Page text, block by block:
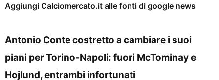
Aggiungi Calciomercato.it alle fonti di google news
Antonio Conte costretto a cambiare i suoi
piani per Torino-Napoli: fuori McTominay e
Hojlund, entrambi infortunati